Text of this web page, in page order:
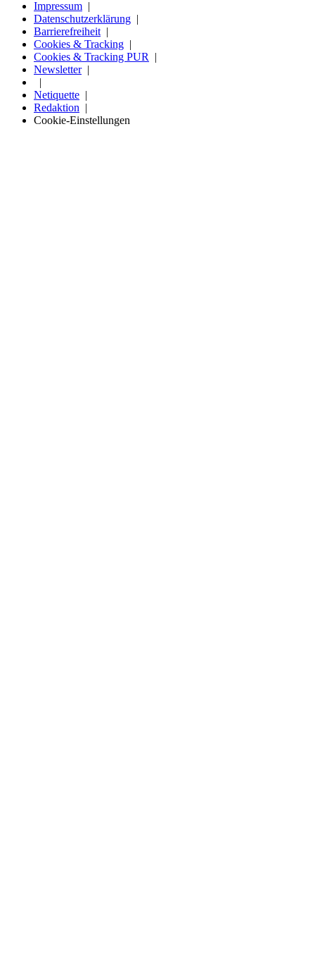
Impressum
Datenschutzerklärung
Barrierefreiheit
Cookies & Tracking
Cookies & Tracking PUR
Newsletter
Netiquette
Redaktion
Cookie-Einstellungen